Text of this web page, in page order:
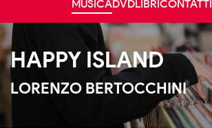
MUSICADVDLIBRICONTATTI
HAPPY ISLAND
LORENZO BERTOCCHINI